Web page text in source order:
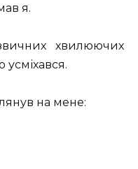
я.
хвилюючих
усміхався.
на мене: